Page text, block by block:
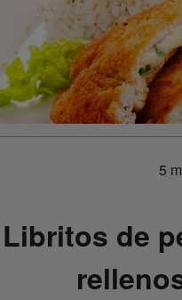
5
Libritos de